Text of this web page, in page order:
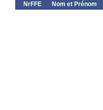
NrFFE Nom et Prénom